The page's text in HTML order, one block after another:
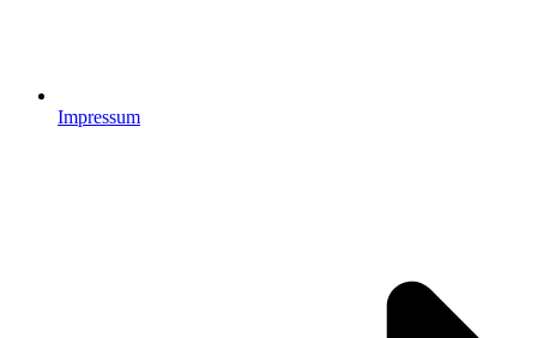
Impressum